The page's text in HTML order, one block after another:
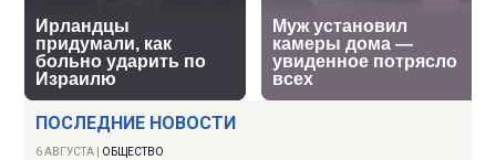
ПОСЛЕДНИЕ НОВОСТИ
6 АВГУСТА ОБЩЕСТВО